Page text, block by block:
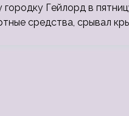
Гейлорд в
средства, срывал